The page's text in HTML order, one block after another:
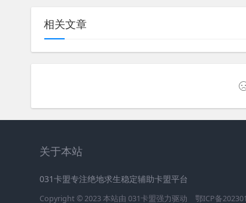
相关文章
关于本站
031卡盟专注绝地求生稳定辅助卡盟平台
Copyright © 2023 本站由 031卡盟强力驱动 鄂ICP备